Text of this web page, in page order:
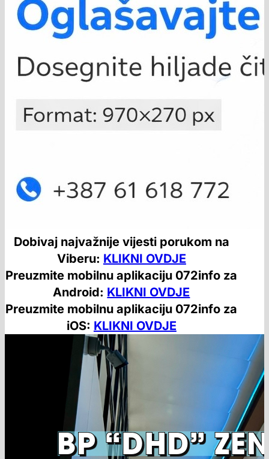
Dobivaj najvažnije vijesti porukom na
Viberu: KLIKNI OVDJE
Preuzmite mobilnu aplikaciju 072info za
Android: KLIKNI OVDJE
Preuzmite mobilnu aplikaciju 072info za
iOS: KLIKNI OVDJE